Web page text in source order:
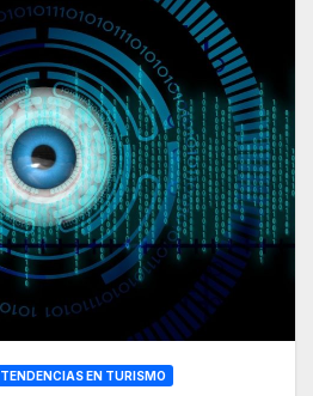
TENDENCIAS EN TURISMO